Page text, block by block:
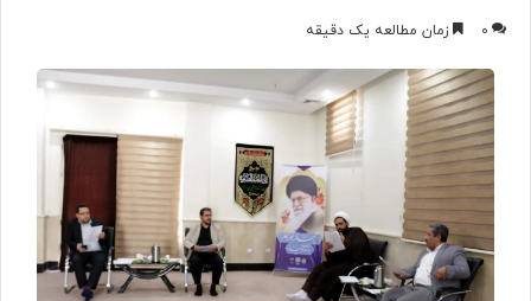
0 زمان مطالعه یک دقیقه